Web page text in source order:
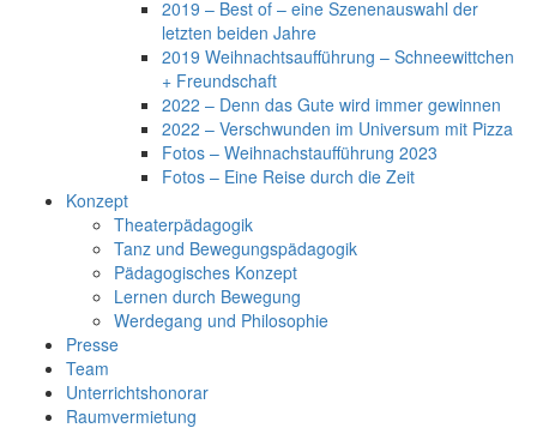
2019 – Best of – eine Szenenauswahl der
letzten beiden Jahre
2019 Weihnachtsaufführung – Schneewittchen
+ Freundschaft
2022 – Denn das Gute wird immer gewinnen
2022 – Verschwunden im Universum mit Pizza
Fotos – Weihnachstaufführung 2023
Fotos – Eine Reise durch die Zeit
Konzept
Theaterpädagogik
Tanz und Bewegungspädagogik
Pädagogisches Konzept
Lernen durch Bewegung
Werdegang und Philosophie
Presse
Team
Unterrichtshonorar
Raumvermietung